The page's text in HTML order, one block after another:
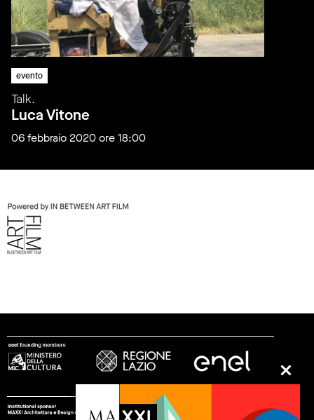
evento
Talk.
Luca Vitone
06 febbraio 2020 ore 18:00